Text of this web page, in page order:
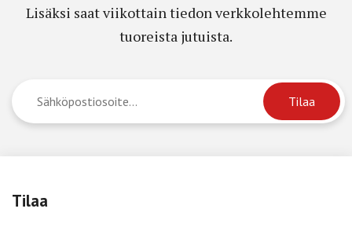
Lisäksi saat viikottain tiedon verkkolehtemme
tuoreista jutuista.
Tilaa